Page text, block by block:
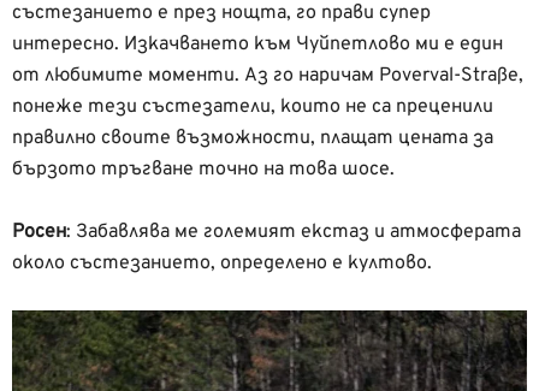
състезанието е през нощта, го прави супер
интересно. Изкачването към Чуйпетлово ми е един
от любимите моменти. Аз го наричам Poverval-Straße,
понеже тези състезатели, които не са преценили
правилно своите възможности, плащат цената за
бързото тръгване точно на това шосе.
Росен: Забавлява ме големият екстаз и атмосферата
около състезанието, определено е култово.